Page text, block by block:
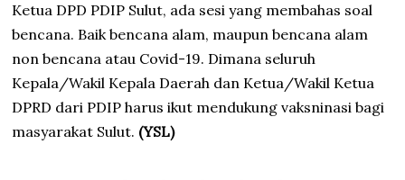
Ketua DPD PDIP Sulut, ada sesi yang membahas soal
bencana. Baik bencana alam, maupun bencana alam
non bencana atau Covid-19. Dimana seluruh
Kepala/Wakil Kepala Daerah dan Ketua/Wakil Ketua
DPRD dari PDIP harus ikut mendukung vaksninasi bagi
masyarakat Sulut. (YSL)